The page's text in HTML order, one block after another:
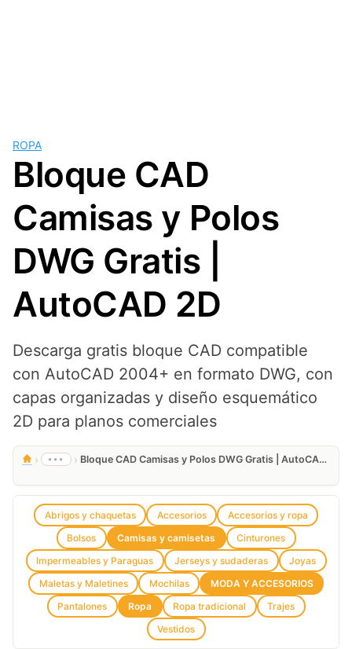
ROPA
Bloque CAD
Camisas y Polos
DWG Gratis |
AutoCAD 2D
Descarga gratis bloque CAD compatible
con AutoCAD 2004+ en formato DWG, con
capas organizadas y diseño esquemático
2D para planos comerciales
› ••• › Bloque CAD Camisas y Polos DWG Gratis | AutoCAD 2D
Abrigos y chaquetas Accesorios
Accesorios y ropa
Bolsos
Camisas y camisetas
Cinturones
Impermeables y Paraguas
Jerseys y sudaderas
Joyas
Maletas y Maletines
Mochilas
MODA Y ACCESORIOS
Pantalones
Ropa Ropa tradicional
Trajes
Vestidos